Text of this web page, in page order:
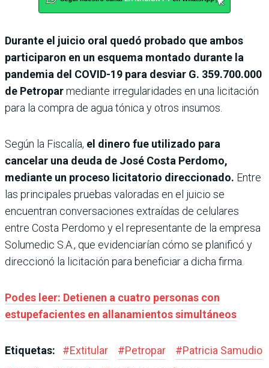
Durante el juicio oral quedó probado que ambos
participaron en un esquema montado durante la
pandemia del COVID-19 para desviar G. 359.700.000
de Petroparmediante irregularidades en una licitación
para la compra de agua tónica y otros insumos.
Según la Fiscalía, el dinero fue utilizado para
cancelar una deuda de José Costa Perdomo,
mediante un proceso licitatorio direccionado. Entre
las principales pruebas valoradas en el juicio se
encuentran conversaciones extraídas de celulares
entre Costa Perdomo y el representante de la empresa
Solumedic S.A., que evidenciarían cómo se planificó y
direccionó la licitación para beneficiar a dicha firma.
Podes leer: Detienen a cuatro personas con
estupefacientes en allanamientos simultáneos
Etiquetas: #Extitular #Petropar #Patricia Samudio